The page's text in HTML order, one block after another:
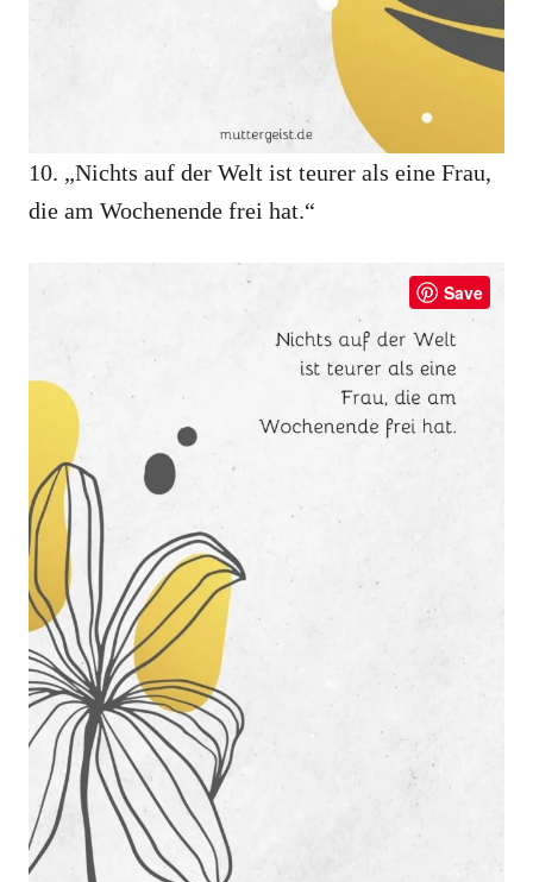
10. „Nichts auf der Welt ist teurer als eine Frau,
die am Wochenende frei hat.“
Save